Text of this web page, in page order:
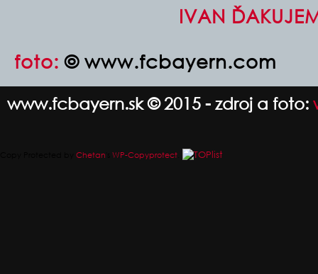
IVAN
foto:© www.fcbayern.com
www.fcbayern.sk © 2015 - zdroj a foto:
Chetan WP-Copyprotect